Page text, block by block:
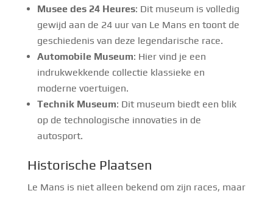
Musee des 24 Heures: Dit museum is volledig
gewijd aan de 24 uur van Le Mans en toont de
geschiedenis van deze legendarische race.
Automobile Museum: Hier vind je een
indrukwekkende collectie klassieke en
moderne voertuigen.
Technik Museum: Dit museum biedt een blik
op de technologische innovaties in de
autosport.
Historische Plaatsen
Le Mans is niet alleen bekend om zijn races, maar